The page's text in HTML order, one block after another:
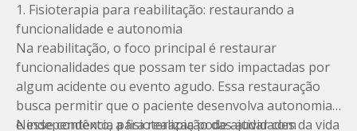
1. Fisioterapia para reabilitação: restaurando a
funcionalidade e autonomia
Na reabilitação, o foco principal é restaurar
funcionalidades que possam ter sido impactadas por
algum acidente ou evento agudo. Essa restauração
busca permitir que o paciente desenvolva autonomia
e independência para realização das atividades da vida
Nesse contexto, a fisioterapia pode ajudar com